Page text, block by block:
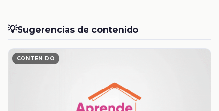
💡Sugerencias de contenido
CONTENIDO